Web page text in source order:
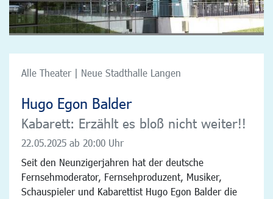
Alle Theater | Neue Stadthalle Langen
Hugo Egon Balder
Kabarett: Erzählt es bloß nicht weiter!!
22.05.2025 ab 20:00 Uhr
Seit den Neunzigerjahren hat der deutsche
Fernsehmoderator, Fernsehproduzent, Musiker,
Schauspieler und Kabarettist Hugo Egon Balder die